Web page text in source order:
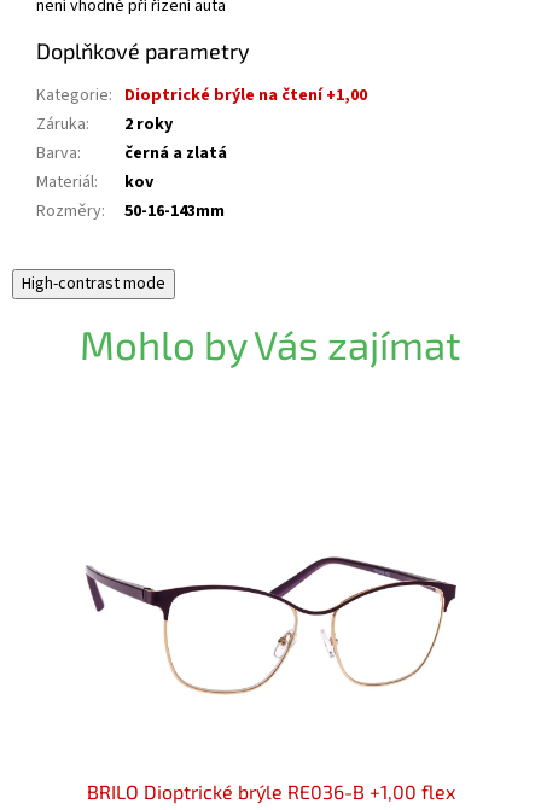
není vhodné pří řízení auta
Doplňkové parametry
Kategorie: Dioptrické brýle na čtení +1,00
Záruka:
2 roky
Barva:
černá a zlatá
Materiál:
kov
Rozměry: 50-16-143mm
High-contrast mode
Mohlo by Vás zajímat
BRILO Dioptrické brýle RE036-B +1,00 flex